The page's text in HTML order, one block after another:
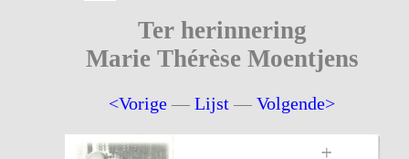
Ter herinnering
Marie Thérèse Moentjens
<Vorige —Lijst —Volgende>